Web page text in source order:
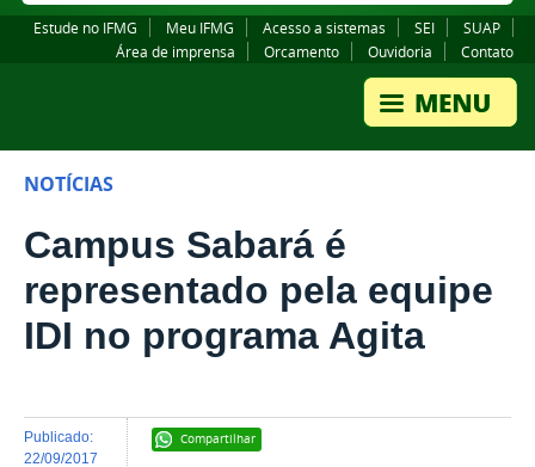
Estude no IFMG Meu IFMG Acesso a sistemas SEI
SUAP
Área de imprensa
Orcamento Ouvidoria Contato
NOTÍCIAS
Campus Sabará é
representado pela equipe
IDI no programa Agita
Compartilhar
publicado:
22/09/2017